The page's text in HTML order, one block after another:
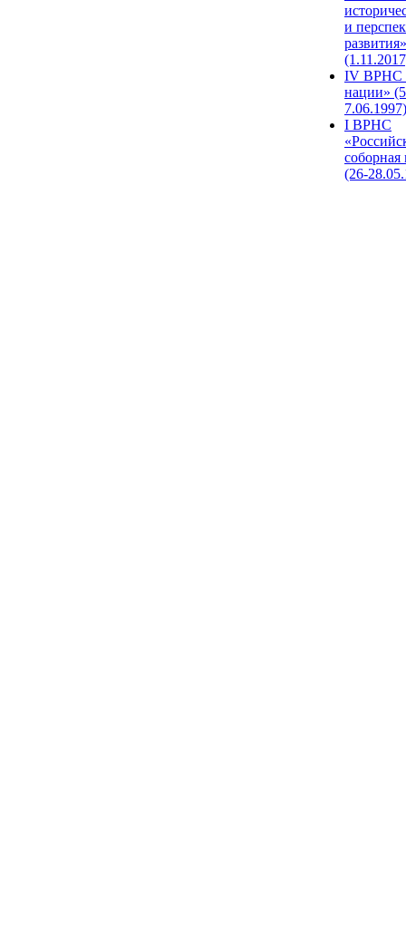
и
развития»
IV ВРНС
нации»
7.06.1997)
I ВРНС
(26-